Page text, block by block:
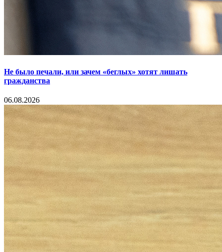
Не было печали, или зачем «беглых» хотят лишать
гражданства
06.08.2026